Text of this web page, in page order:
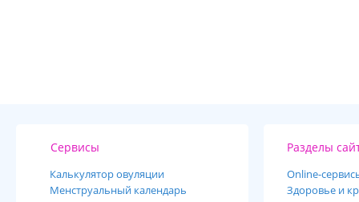
Сервисы
Калькулятор овуляции
Менструальный календарь
Разделы
Online-
Здоровье и